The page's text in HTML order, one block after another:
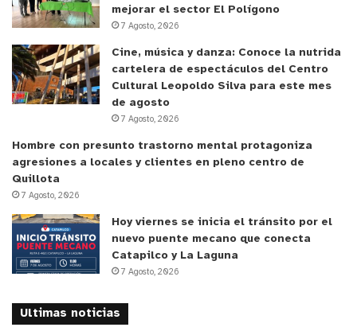
mejorar el sector El Polígono
7 Agosto, 2026
Cine, música y danza: Conoce la nutrida
cartelera de espectáculos del Centro
Cultural Leopoldo Silva para este mes
de agosto
7 Agosto, 2026
Hombre con presunto trastorno mental protagoniza
agresiones a locales y clientes en pleno centro de
Quillota
7 Agosto, 2026
Hoy viernes se inicia el tránsito por el
nuevo puente mecano que conecta
Catapilco y La Laguna
7 Agosto, 2026
Ultimas noticias